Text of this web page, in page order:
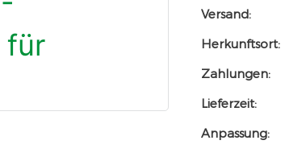
Versand:
Herkunftsort:
Zahlungen:
Lieferzeit:
Anpassung: